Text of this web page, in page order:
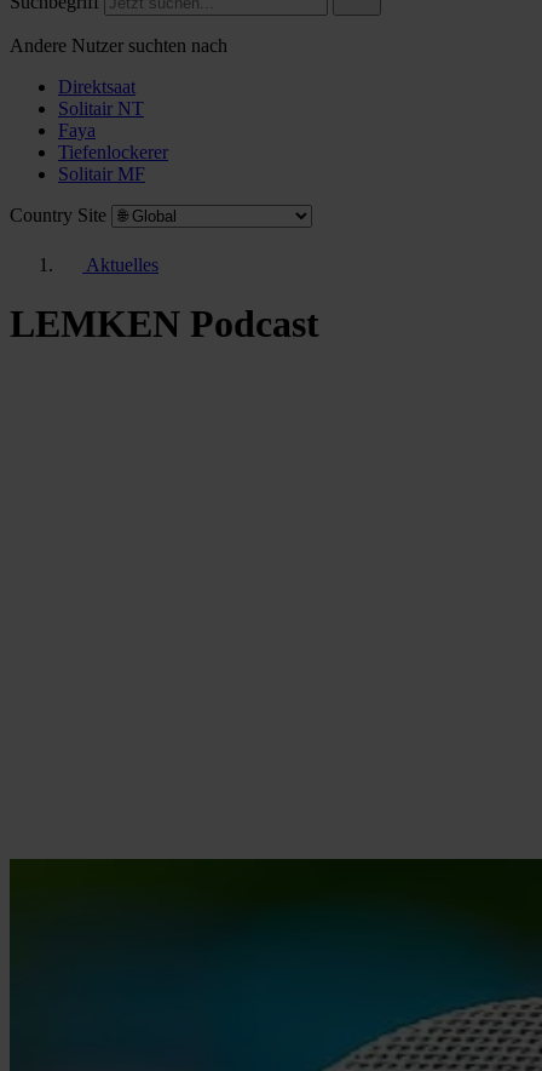
Andere Nutzer suchten nach
Direktsaat
Solitair NT
Faya
Tiefenlockerer
Solitair MF
Country Site
Aktuelles
LEMKEN Podcast